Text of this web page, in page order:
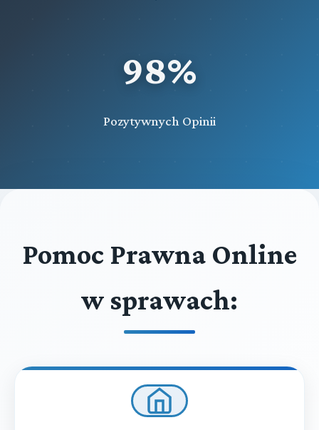
98%
Pozytywnych Opinii
Pomoc Prawna Online
w sprawach: